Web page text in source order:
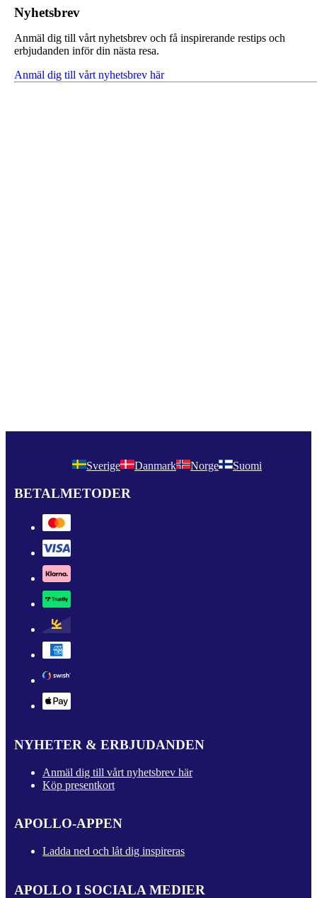
Nyhetsbrev
Anmäl dig till vårt nyhetsbrev och få inspirerande restips och
erbjudanden inför din nästa resa.
Anmäl dig till vårt nyhetsbrev här
Sverige Danmark Norge Suomi
BETALMETODER
NYHETER & ERBJUDANDEN
Anmäl dig till vårt nyhetsbrev här
Köp presentkort
APOLLO-APPEN
Ladda ned och låt dig inspireras
APOLLO I SOCIALA MEDIER